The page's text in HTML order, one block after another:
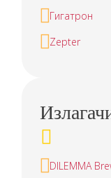
Гигатрон
Zepter
DILEMMA